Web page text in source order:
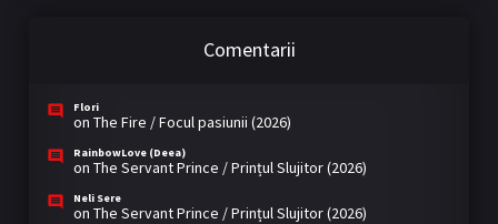
Comentarii
Flori
on The Fire / Focul pasiunii (2026)
RainbowLove (Deea)
on The Servant Prince / Prințul Slujitor (2026)
Neli Sere
on The Servant Prince / Prințul Slujitor (2026)